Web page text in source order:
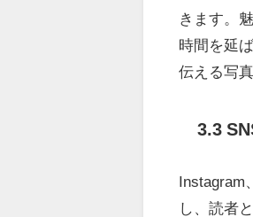
きます。
時間を延
伝える写
3.3
Instagram
し、読者